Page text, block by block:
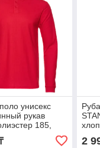
унисекс
рукав
185,
(14) (50/L)
2